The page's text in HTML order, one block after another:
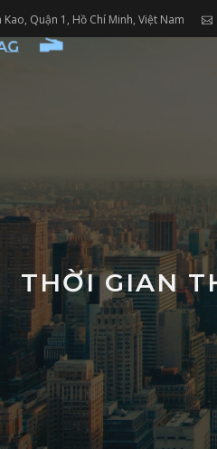
Quận 1, Hồ Chí Minh, Việt Nam
THỜI GIAN